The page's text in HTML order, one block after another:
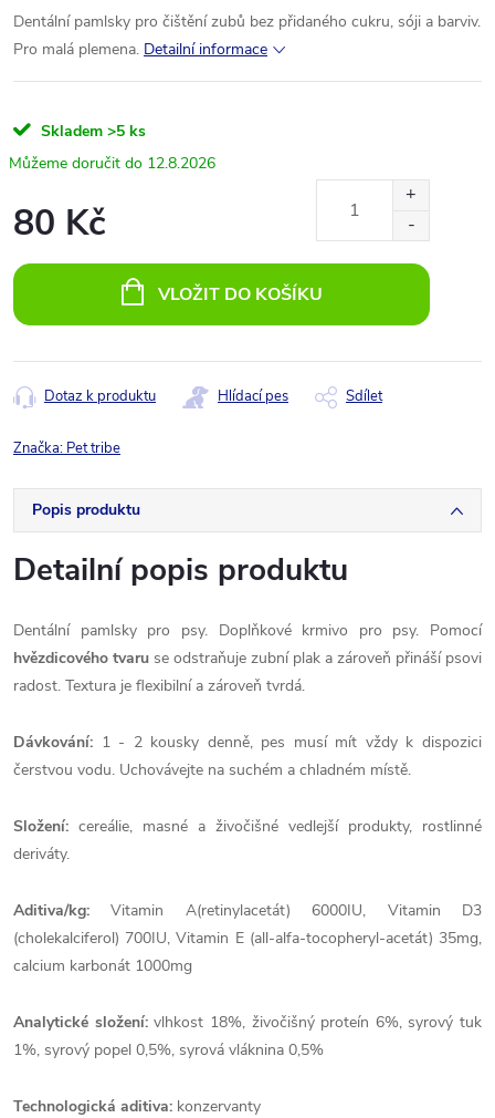
Dentální pamlsky pro čištění zubů bez přidaného cukru, sóji a barviv.
Pro malá plemena. Detailní informace
Skladem >5 ks
12.8.2026
80 Kč
cena:
VLOŽIT DO KOŠÍKU
Dotaz k produktu Hlídací pes Sdílet
Značka: Pet tribe
Popis produktu
Detailní popis produktu
Dentální pamlsky pro psy. Doplňkové krmivo pro psy. Pomocí
hvězdicového tvaru se odstraňuje zubní plak a zároveň přináší psovi
radost. Textura je flexibilní a zároveň tvrdá.
Dávkování: 1 - 2 kousky denně, pes musí mít vždy k dispozici
čerstvou vodu. Uchovávejte na suchém a chladném místě.
Složení: cereálie, masné a živočišné vedlejší produkty, rostlinné
deriváty.
Aditiva/kg: Vitamin A(retinylacetát) 6000IU, Vitamin D3
(cholekalciferol) 700IU, Vitamin E (all-alfa-tocopheryl-acetát) 35mg,
calcium karbonát 1000mg
Analytické složení:vlhkost 18%, živočišný proteín 6%, syrový tuk
1%, syrový popel 0,5%, syrová vláknina 0,5%
Technologická aditiva: konzervanty